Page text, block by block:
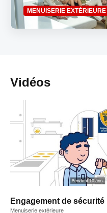
MENUISERIE EXTÉRIEURE
Vidéos
Engagement de sécurité
Menuiserie extérieure